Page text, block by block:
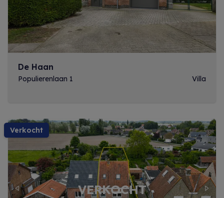
De Haan
Populierenlaan 1 Villa
verkocht
Previous Next